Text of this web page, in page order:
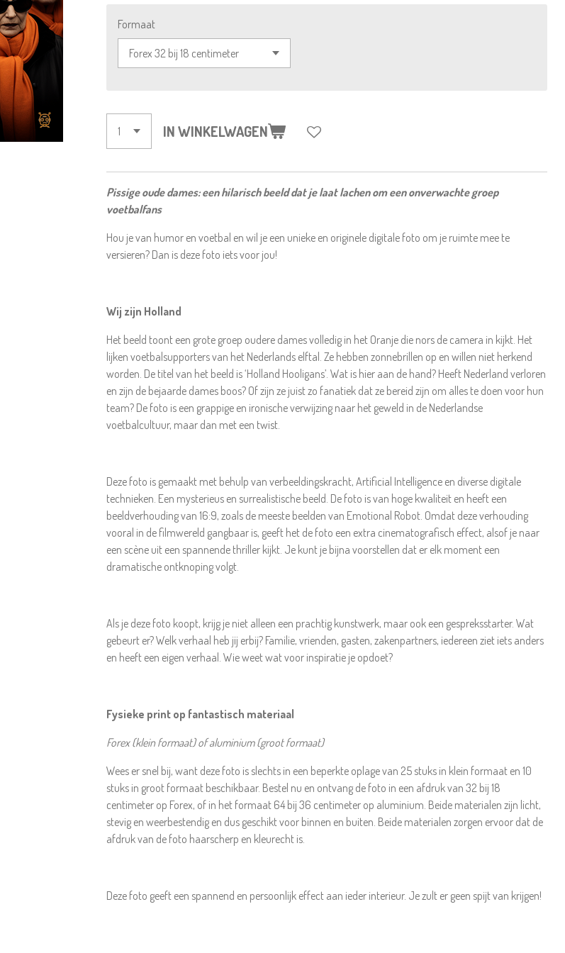
Formaat
IN WINKELWAGEN
Pissige oude dames: een hilarisch beeld dat je laat lachen om een onverwachte groep
voetbalfans
Hou je van humor en voetbal en wil je een unieke en originele digitale foto om je ruimte mee te
versieren? Dan is deze foto iets voor jou!
Wij zijn Holland
Het beeld toont een grote groep oudere dames volledig in het Oranje die nors de camera in kijkt. Het
lijken voetbalsupporters van het Nederlands elftal. Ze hebben zonnebrillen op en willen niet herkend
worden. De titel van het beeld is ‘Holland Hooligans’. Wat is hier aan de hand? Heeft Nederland verloren
en zijn de bejaarde dames boos? Of zijn ze juist zo fanatiek dat ze bereid zijn om alles te doen voor hun
team? De foto is een grappige en ironische verwijzing naar het geweld in de Nederlandse
voetbalcultuur, maar dan met een twist.
Deze foto is gemaakt met behulp van verbeeldingskracht, Artificial Intelligence en diverse digitale
technieken. Een mysterieus en surrealistische beeld. De foto is van hoge kwaliteit en heeft een
beeldverhouding van 16:9, zoals de meeste beelden van Emotional Robot. Omdat deze verhouding
vooral in de filmwereld gangbaar is, geeft het de foto een extra cinematografisch effect, alsof je naar
een scène uit een spannende thriller kijkt. Je kunt je bijna voorstellen dat er elk moment een
dramatische ontknoping volgt.
Als je deze foto koopt, krijg je niet alleen een prachtig kunstwerk, maar ook een gespreksstarter. Wat
gebeurt er? Welk verhaal heb jij erbij? Familie, vrienden, gasten, zakenpartners, iedereen ziet iets anders
en heeft een eigen verhaal. Wie weet wat voor inspiratie je opdoet?
Fysieke print op fantastisch materiaal
Forex (klein formaat) of aluminium (groot formaat)
Wees er snel bij, want deze foto is slechts in een beperkte oplage van 25 stuks in klein formaat en 10
stuks in groot formaat beschikbaar. Bestel nu en ontvang de foto in een afdruk van 32 bij 18
centimeter op Forex, of in het formaat 64 bij 36 centimeter op aluminium. Beide materialen zijn licht,
stevig en weerbestendig en dus geschikt voor binnen en buiten. Beide materialen zorgen ervoor dat de
afdruk van de foto haarscherp en kleurecht is.
Deze foto geeft een spannend en persoonlijk effect aan ieder interieur. Je zult er geen spijt van krijgen!